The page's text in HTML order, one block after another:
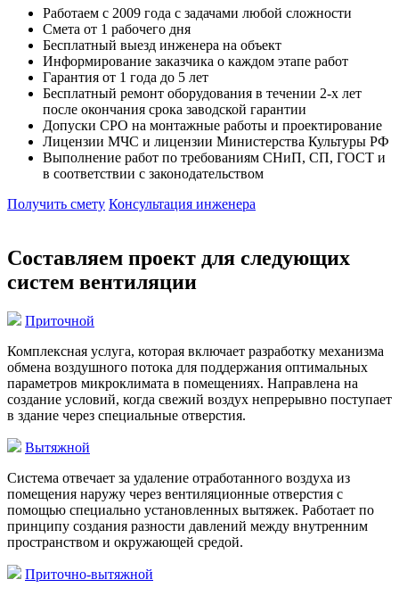
Работаем с 2009 года с задачами любой сложности
Смета от 1 рабочего дня
Бесплатный выезд инженера на объект
Информирование заказчика о каждом этапе работ
Гарантия от 1 года до 5 лет
Бесплатный ремонт оборудования в течении 2-х лет
после окончания срока заводской гарантии
Допуски СРО на монтажные работы и проектирование
Лицензии МЧС и лицензии Министерства Культуры РФ
Выполнение работ по требованиям СНиП, СП, ГОСТ и
в соответствии с законодательством
Получить смету Консультация инженера
Составляем проект для следующих
систем вентиляции
Приточной
Комплексная услуга, которая включает разработку механизма
обмена воздушного потока для поддержания оптимальных
параметров микроклимата в помещениях. Направлена на
создание условий, когда свежий воздух непрерывно поступает
в здание через специальные отверстия.
Вытяжной
Система отвечает за удаление отработанного воздуха из
помещения наружу через вентиляционные отверстия с
помощью специально установленных вытяжек. Работает по
принципу создания разности давлений между внутренним
пространством и окружающей средой.
Приточно-вытяжной